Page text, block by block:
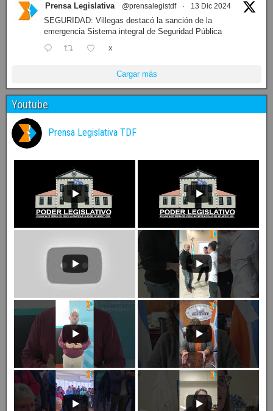
Prensa Legislativa @prensalegistdf · 13 Dic 2024
SEGURIDAD: Villegas destacó la sanción de la
emergencia Sistema integral de Seguridad Pública
X
Cargar más
Youtube
Prensa Legislativa TDF